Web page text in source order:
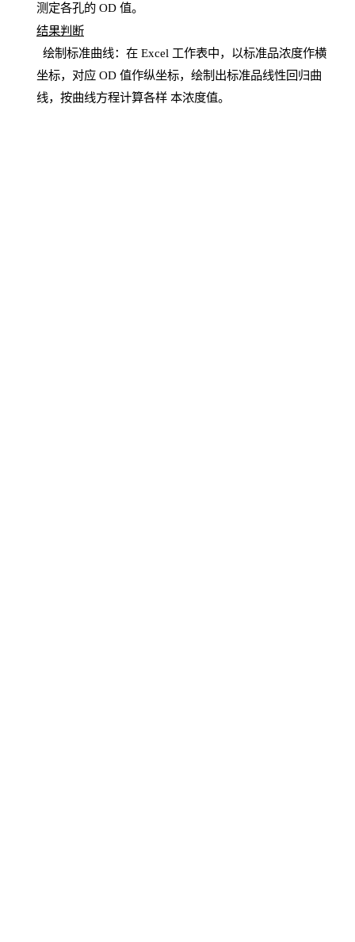
测定各孔的 OD 值。
结果判断
绘制标准曲线：在 Excel 工作表中，以标准品浓度作横
坐标，对应OD 值作纵坐标，绘制出标准品线性回归曲
线，按曲线方程计算各样 本浓度值。